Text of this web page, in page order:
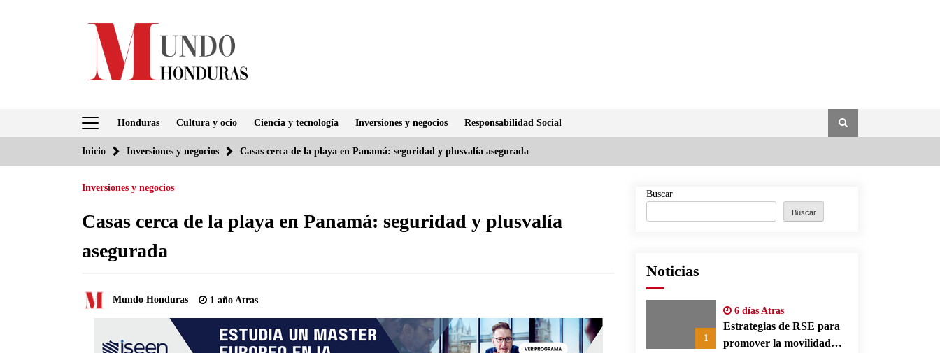
Honduras Cultura y ocio Ciencia y tecnología Inversiones y negocios Responsabilidad Social
Inicio Inversiones y negocios Casas cerca de la playa en Panamá: seguridad y plusvalía asegurada
Inversiones y negocios
Casas cerca de la playa en Panamá: seguridad y plusvalía
asegurada
Mundo Honduras 1 año Atras
Buscar
Buscar
Noticias
1
6 días Atras
Estrategias de RSE para
promover la movilidad